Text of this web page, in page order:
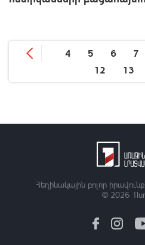
4 5 6 7
12
13
Հեղինակային բոլոր
© 2026